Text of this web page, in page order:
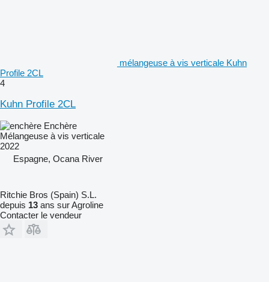
mélangeuse à vis verticale Kuhn
Profile 2CL
4
Kuhn Profile 2CL
Enchère
Mélangeuse à vis verticale
2022
Espagne, Ocana River
Ritchie Bros (Spain) S.L.
depuis 13 ans sur Agroline
Contacter le vendeur